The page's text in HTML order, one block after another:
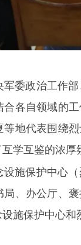
委政治工作
各自领域的
地代表围绕
学互鉴的浓
施保护中心
、办公厅、
施保护中心